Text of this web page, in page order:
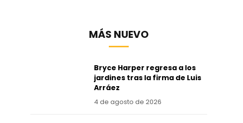
MÁS NUEVO
Bryce Harper regresa a los
jardines tras la firma de Luis
Arráez
4 de agosto de 2026